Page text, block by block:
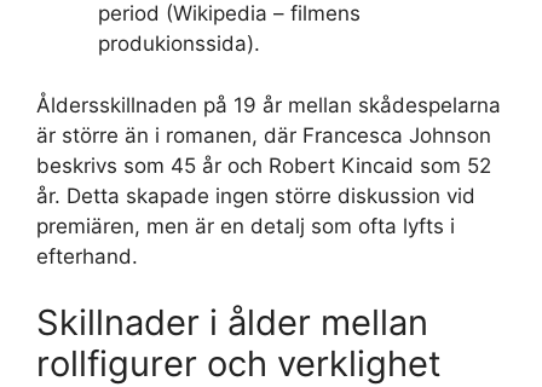
period (Wikipedia – filmens
produkionssida).
Åldersskillnaden på 19 år mellan skådespelarna
är större än i romanen, där Francesca Johnson
beskrivs som 45 år och Robert Kincaid som 52
år. Detta skapade ingen större diskussion vid
premiären, men är en detalj som ofta lyfts i
efterhand.
Skillnader i ålder mellan
rollfigurer och verklighet